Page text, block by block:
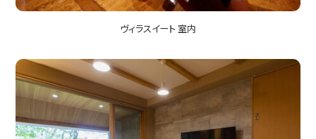
ヴィラスイート 室内